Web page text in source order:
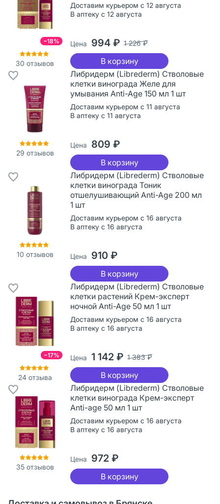
−18%
30 отзывов
Доставим курьером с 12 августа
В аптеку с 12 августа
Цена 994 ₽ 1 226 ₽
В корзину
29 отзывов
Либридерм (Librederm) Стволовые
клетки винограда Желе для
умывания Anti-Age 150 мл 1 шт
Доставим курьером с 11 августа
В аптеку с 11 августа
Цена 809 ₽
В корзину
10 отзывов
Либридерм (Librederm) Стволовые
клетки винограда Тоник
отшелушивающий Anti-Age 200 мл
1 шт
Доставим курьером с 16 августа
В аптеку с 16 августа
Цена 910 ₽
В корзину
−17%
24отзыва
Либридерм (Librederm) Стволовые
клетки растений Крем-эксперт
ночной Anti-Age 50 мл 1 шт
Доставим курьером с 16 августа
В аптеку с 16 августа
Цена 1 142 ₽ 1 383 ₽
В корзину
35отзывов
Либридерм (Librederm) Стволовые
клетки винограда Крем-эксперт
Anti-age 50 мл 1 шт
Доставим курьером с 16 августа
В аптеку с 16 августа
Цена 972 ₽
В корзину